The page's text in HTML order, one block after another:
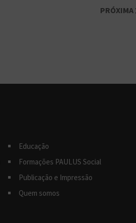
PRÓXIMA
Educação
Formações PAULUS Social
Publicação e Impressão
Quem somos